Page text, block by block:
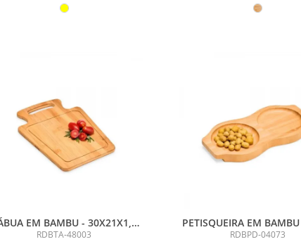
EM BAMBU - 30X21X1,2
CM
RDBTA-48003
PETISQUEIRA EM
POSICOES
RDBPD-04073